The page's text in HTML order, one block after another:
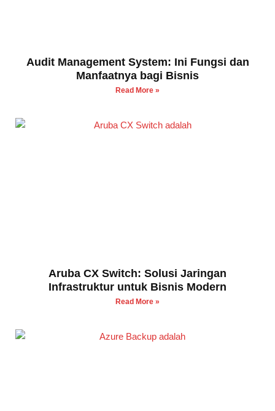
Audit Management System: Ini Fungsi dan
Manfaatnya bagi Bisnis
Read More »
Aruba CX Switch: Solusi Jaringan
Infrastruktur untuk Bisnis Modern
Read More »